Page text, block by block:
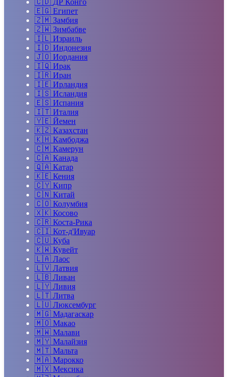
🇪🇬 Египет
🇿🇲 Замбия
🇿🇼 Зимбабве
🇮🇱 Израиль
🇮🇩 Индонезия
🇯🇴 Иордания
🇮🇶 Ирак
🇮🇷 Иран
🇮🇪 Ирландия
🇮🇸 Исландия
🇪🇸 Испания
🇮🇹 Италия
🇾🇪 Йемен
🇰🇿 Казахстан
🇰🇭 Камбоджа
🇨🇲 Камерун
🇨🇦 Канада
🇶🇦 Катар
🇰🇪 Кения
🇨🇾 Кипр
🇨🇳 Китай
🇨🇴 Колумбия
🇽🇰 Косово
🇨🇷 Коста-Рика
🇨🇮 Кот-д'Ивуар
🇨🇺 Куба
🇰🇼 Кувейт
🇱🇦 Лаос
🇱🇻 Латвия
🇱🇧 Ливан
🇱🇾 Ливия
🇱🇹 Литва
🇱🇺 Люксембург
🇲🇬 Мадагаскар
🇲🇴 Макао
🇲🇼 Малави
🇲🇾 Малайзия
🇲🇹 Мальта
🇲🇦 Марокко
🇲🇽 Мексика